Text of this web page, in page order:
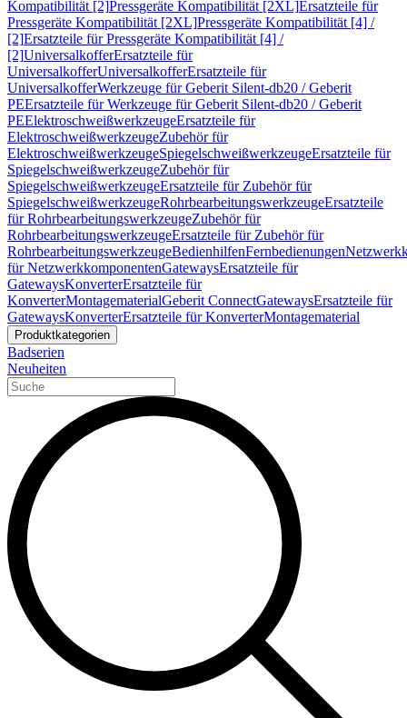
Kompatibilität [2]Pressgeräte Kompatibilität [2XL]Ersatzteile für
Pressgeräte Kompatibilität [2XL]Pressgeräte Kompatibilität [4] /
[2]Ersatzteile für Pressgeräte Kompatibilität [4] /
[2]UniversalkofferErsatzteile für
UniversalkofferUniversalkofferErsatzteile für
UniversalkofferWerkzeuge für Geberit Silent-db20 / Geberit
PEErsatzteile für Werkzeuge für Geberit Silent-db20 / Geberit
PEElektroschweißwerkzeugeErsatzteile für
ElektroschweißwerkzeugeZubehör für
ElektroschweißwerkzeugeSpiegelschweißwerkzeugeErsatzteile für
SpiegelschweißwerkzeugeZubehör für
SpiegelschweißwerkzeugeErsatzteile für Zubehör für
SpiegelschweißwerkzeugeRohrbearbeitungswerkzeugeErsatzteile
für RohrbearbeitungswerkzeugeZubehör für
RohrbearbeitungswerkzeugeErsatzteile für Zubehör für
RohrbearbeitungswerkzeugeBedienhilfenFernbedienungen
für NetzwerkkomponentenGatewaysErsatzteile für
GatewaysKonverterErsatzteile für
KonverterMontagematerialGeberit ConnectGatewaysErsatzteile für
GatewaysKonverterErsatzteile für KonverterMontagematerial
Produktkategorien
Badserien
Neuheiten